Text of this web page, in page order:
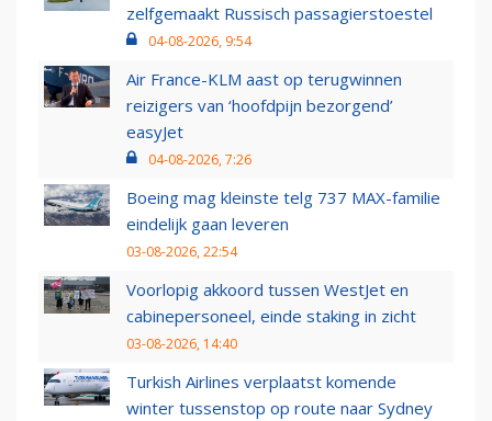
zelfgemaakt Russisch passagierstoestel
04-08-2026, 9:54
Air France-KLM aast op terugwinnen
reizigers van ‘hoofdpijn bezorgend’
easyJet
04-08-2026, 7:26
Boeing mag kleinste telg 737 MAX-familie
eindelijk gaan leveren
03-08-2026, 22:54
Voorlopig akkoord tussen WestJet en
cabinepersoneel, einde staking in zicht
03-08-2026, 14:40
Turkish Airlines verplaatst komende
winter tussenstop op route naar Sydney